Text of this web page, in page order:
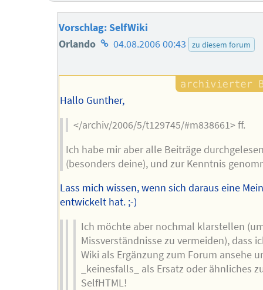
Vorschlag: SelfWiki
Orlando Homepage
Autors
04.08.2006 00:43 zu diesem forum
Hallo Gunther,
</archiv/2006/5/t129745/#m838661> ff.
Ich habe mir aber alle Beiträge
(besonders deine), und zur Kenntnis
Lass mich wissen, wenn sich daraus eine
entwickelt hat. ;-)
Ich möchte aber nochmal klarstellen
Missverständnisse zu vermeiden), dass
Wiki als Ergänzung zum Forum ansehe
_keinesfalls_ als Ersatz oder ähnliches
SelfHTML!